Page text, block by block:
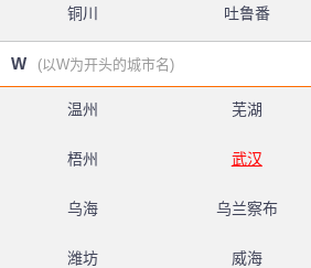
铜川 吐鲁番
W (以W为开头的城市名)
温州 芜湖
梧州 武汉
乌海 乌兰察布
潍坊 威海